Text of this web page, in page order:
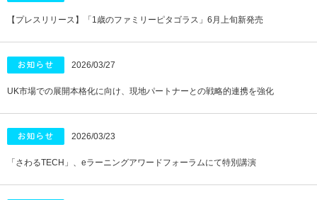
【プレスリリース】「1歳のファミリーピタゴラス」6月上旬新発売
2026/03/27
UK市場での展開本格化に向け、現地パートナーとの戦略的連携を強化
2026/03/23
「さわるTECH」、eラーニングアワードフォーラムにて特別講演